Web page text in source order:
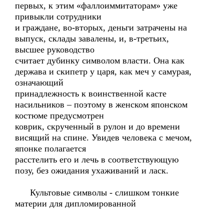
первых, к этим «фаллоиммитаторам» уже
привыкли сотрудники
и граждане, во-вторых, деньги затрачены на
выпуск, склады завалены, и, в-третьих,
высшее руководство
считает дубинку символом власти. Она как
держава и скипетр у царя, как меч у самурая,
означающий
принадлежность к воинственной касте
насильников – поэтому в женском японском
костюме предусмотрен
коврик, скрученный в рулон и до времени
висящий на спине. Увидев человека с мечом,
японке полагается
расстелить его и лечь в соответствующую
позу, без ожидания ухаживаний и ласк.
Культовые символы - слишком тонкие
материи для дипломированной